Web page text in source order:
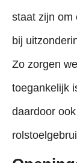
staat zijn om
bij
Zo zorgen
toegankelijk
daardoor